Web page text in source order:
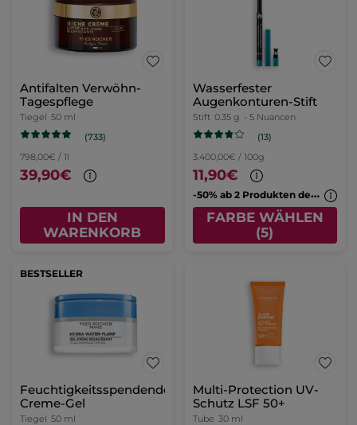
Antifalten Verwöhn-
Tagespflege
Tiegel 50 ml
(733)
798,00€ / 1l
39,90€
IN DEN
WARENKORB
Wasserfester
Augenkonturen-Stift
Stift 0.35 g - 5 Nuancen
(13)
3.400,00€ / 100g
11,90€
-
50% ab 2 Produkten deiner Wahl
FARBE WÄHLEN
(5)
BESTSELLER
Feuchtigkeitsspendendes
Creme-Gel
Tiegel 50 ml
Multi-Protection UV-
Schutz LSF 50+​
Tube 30 ml